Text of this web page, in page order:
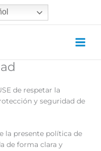
de respetar la
y seguridad de
la presente política de
de forma clara y